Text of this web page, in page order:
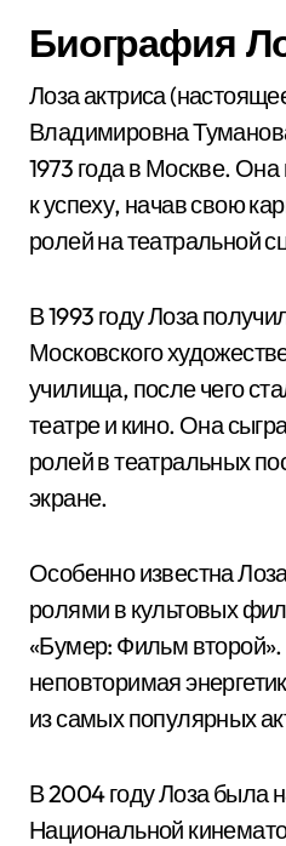
Биография
Лоза актриса
Владимировна
1973 года в Москве.
к успеху, начав свою
ролей на театральной
В 1993 году Лоза
Московского
училища, после чего
театре и кино. Она
ролей в театральных
экране.
Особенно известна
ролями в культовых
«Бумер: Фильм второй».
неповторимая
из самых популярных
В 2004 году Лоза была
Национальной